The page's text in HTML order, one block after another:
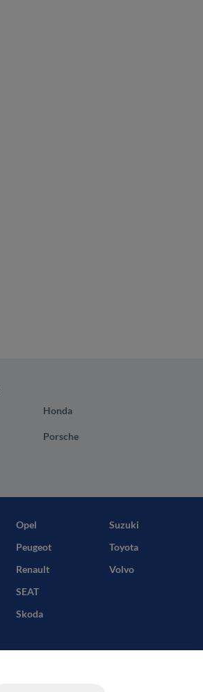
Honda
Porsche
Opel
Peugeot
Renault
SEAT
Skoda
Suzuki
Toyota
Volvo